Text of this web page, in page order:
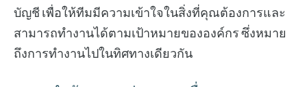
บัญชี เพื่อให้ทีมมีความเข้าใจในสิ่งที่คุณต้องการและ
สามารถทำงานได้ตามเป้าหมายขององค์กร ซึ่งหมาย
ถึงการทำงานไปในทิศทางเดียวกัน